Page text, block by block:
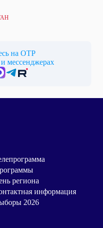
на ОТР
мессенджерах
региона
информация
2026